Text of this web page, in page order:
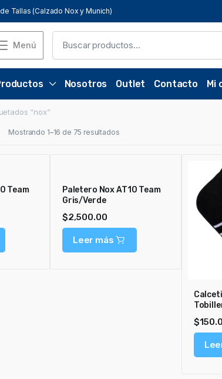
Tallas (Calzado Nox y Munich)
Menú
Nosotros Outlet Contacto Mi
“nox”
Mostrando 1–16 de 75 resultados
Team
Paletero Nox AT10 Team
Gris/Verde
$2,500.00
Leer más
$